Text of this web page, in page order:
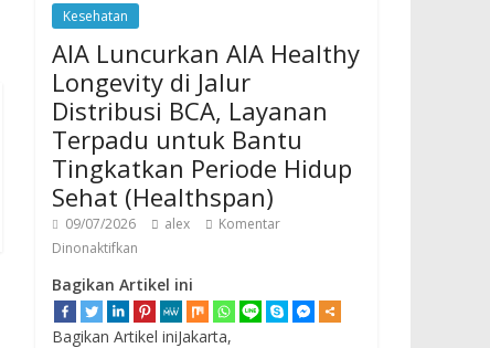
Kesehatan
AIA Luncurkan AIA Healthy
Longevity di Jalur
Distribusi BCA, Layanan
Terpadu untuk Bantu
Tingkatkan Periode Hidup
Sehat (Healthspan)
09/07/2026 alex
Komentar
Dinonaktifkan
Bagikan Artikel ini
Bagikan Artikel iniJakarta,